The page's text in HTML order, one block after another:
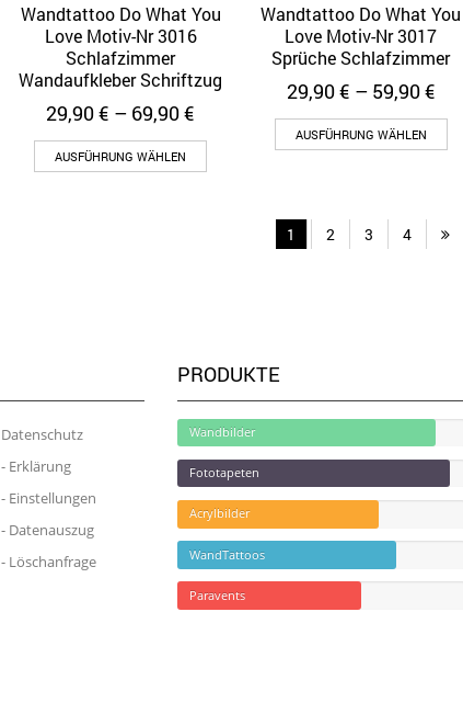
Quick View
Wandtattoo Do What You
Love Motiv-Nr 3016
Schlafzimmer
Wandaufkleber Schriftzug
29,90€ – 69,90€
AUSFÜHRUNG WÄHLEN
Quick View
Wandtattoo Do What You
Love Motiv-Nr 3017
Sprüche Schlafzimmer
29,90€ – 59,90€
AUSFÜHRUNG WÄHLEN
1 2 3 4
Datenschutz
- Erklärung
- Einstellungen
- Datenauszug
- Löschanfrage
PRODUKTE
Wandbilder
Fototapeten
Acrylbilder
WandTattoos
Paravents